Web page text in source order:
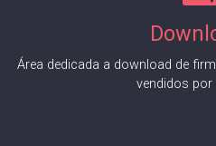
Área dedicada a download de
vendidos por